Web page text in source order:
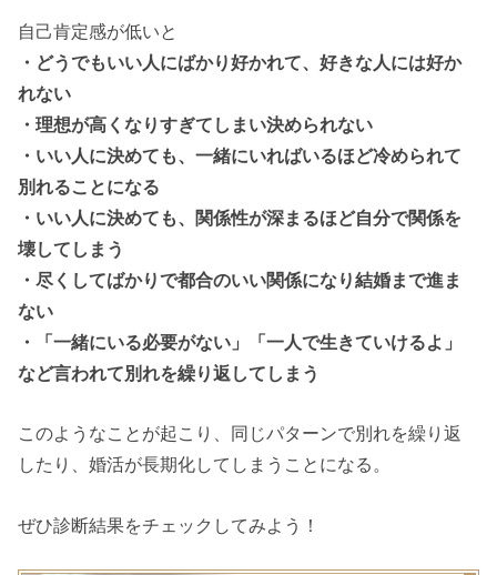
自己肯定感が低いと
・どうでもいい人にばかり好かれて、好きな人には好か
れない
・理想が高くなりすぎてしまい決められない
・いい人に決めても、一緒にいればいるほど冷められて
別れることになる
・いい人に決めても、関係性が深まるほど自分で関係を
壊してしまう
・尽くしてばかりで都合のいい関係になり結婚まで進ま
ない
・「一緒にいる必要がない」「一人で生きていけるよ」
など言われて別れを繰り返してしまう
このようなことが起こり、同じパターンで別れを繰り返
したり、婚活が長期化してしまうことになる。
ぜひ診断結果をチェックしてみよう！